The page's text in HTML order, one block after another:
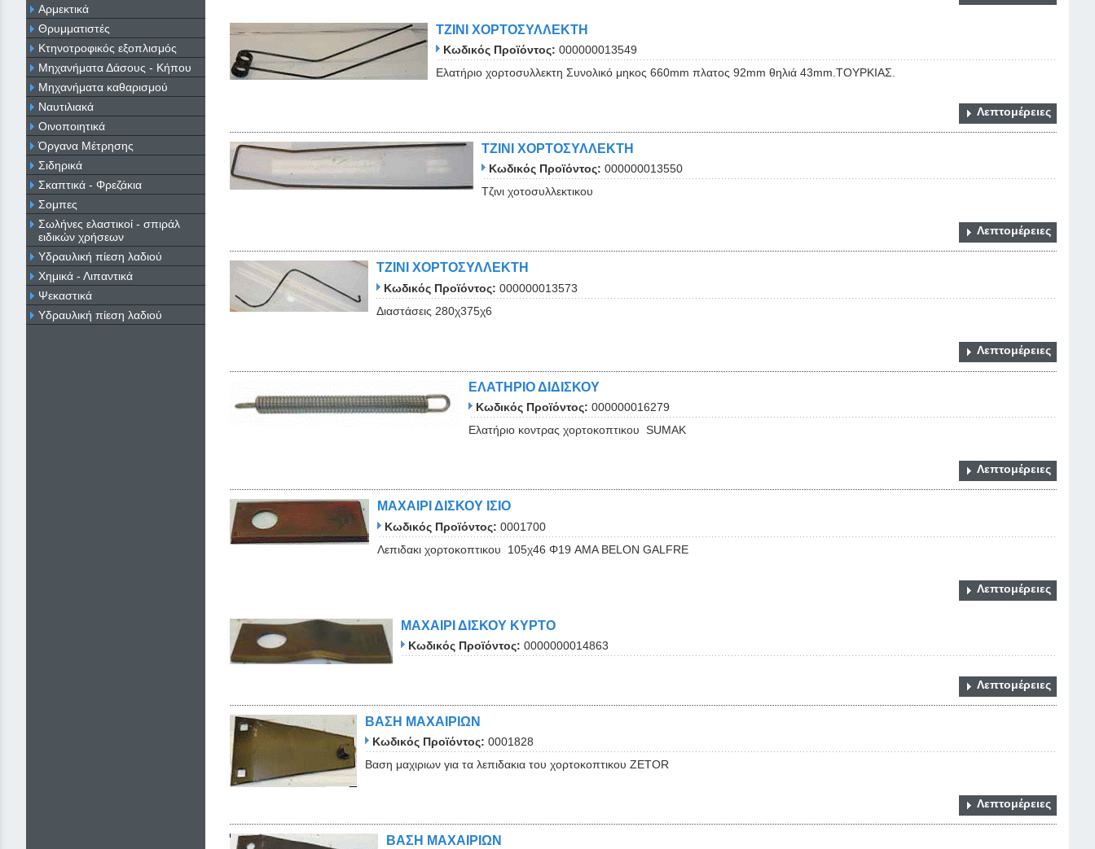
Αρμεκτικά
Θρυμματιστές
Κτηνοτροφικός εξοπλισμός
Μηχανήματα Δάσους - Κήπου
Μηχανήματα καθαρισμού
Ναυτιλιακά
Οινοποιητικά
Όργανα Μέτρησης
Σιδηρικά
Σκαπτικά - Φρεζάκια
Σομπες
Σωλήνες ελαστικοί - σπιράλ
ειδικών χρήσεων
Υδραυλική πίεση λαδιού
Χημικά - Λιπαντικά
Ψεκαστικά
Υδραυλική πίεση λαδιού
ΤΖΙΝΙ ΧΟΡΤΟΣΥΛΛΕΚΤΗ
Κωδικός Προϊόντος: 000000013549
Ελατήριο χορτοσυλλεκτη Συνολικό μηκος 660mm πλατος 92mm θηλιά 43mm.ΤΟΥΡΚΙΑΣ.
Λεπτομέρειες
ΤΖΙΝΙ ΧΟΡΤΟΣΥΛΛΕΚΤΗ
Κωδικός Προϊόντος: 000000013550
Τζινι χοτοσυλλεκτικου
Λεπτομέρειες
ΤΖΙΝΙ ΧΟΡΤΟΣΥΛΛΕΚΤΗ
Κωδικός Προϊόντος: 000000013573
Διαστάσεις 280χ375χ6
Λεπτομέρειες
ΕΛΑΤΗΡΙΟ ΔΙΔΙΣΚΟΥ
Κωδικός Προϊόντος: 000000016279
Ελατήριο κοντρας χορτοκοπτικου SUMAK
Λεπτομέρειες
ΜΑΧΑΙΡΙ ΔΙΣΚΟΥ ΙΣΙΟ
Κωδικός Προϊόντος: 0001700
Λεπιδακι χορτοκοπτικου 105χ46 Φ19 AMA BELON GALFRE
Λεπτομέρειες
ΜΑΧΑΙΡΙ ΔΙΣΚΟΥ ΚΥΡΤΟ
Κωδικός Προϊόντος: 0000000014863
Λεπτομέρειες
ΒΑΣΗ ΜΑΧΑΙΡΙΩΝ
Κωδικός Προϊόντος: 0001828
Bαση μαχιριων για τα λεπιδακια του χορτοκοπτικου ZETOR
Λεπτομέρειες
ΒΑΣΗ ΜΑΧΑΙΡΙΩΝ